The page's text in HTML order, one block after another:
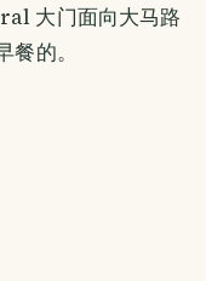
大门面向大马路
的。